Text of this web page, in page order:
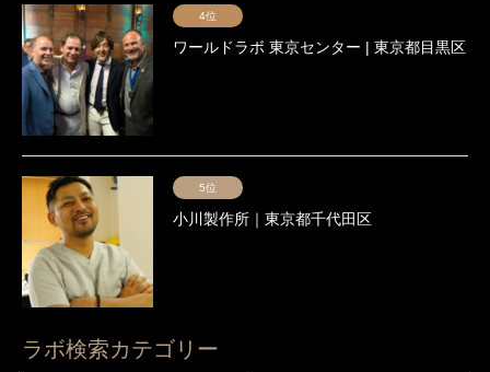
4位
ワールドラボ 東京センター | 東京都目黒区
5位
小川製作所｜東京都千代田区
ラボ検索カテゴリー